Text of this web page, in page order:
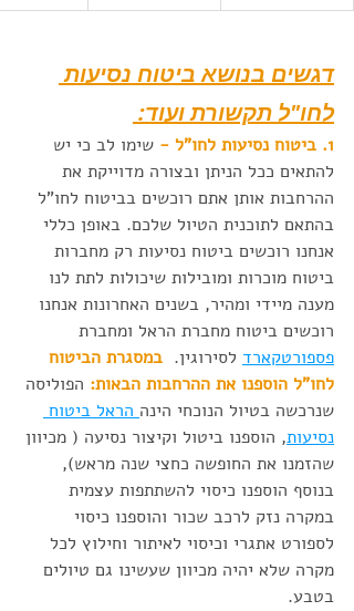
דגשים בנושא ביטוח נסיעות
לחו"ל תקשורת ועוד:
1. ביטוח נסיעות לחו"ל -
שימו לב כי יש
להתאים ככל הניתן ובצורה מדוייקת את
ההרחבות אותן אתם רוכשים בביטוח לחו"ל
בהתאם לתוכנית הטיול שלכם. באופן כללי
אנחנו רוכשים ביטוח נסיעות רק מחברות
ביטוח מוכרות ומובילות שיכולות לתת לנו
מענה מיידי ומהיר, בשנים האחרונות אנחנו
רוכשים ביטוח מחברת הראל ומחברת
פספורטקארד לסירוגין. במסגרת הביטוח
לחו"ל הוספנו את ההרחבות הבאות: הפוליסה
שנרכשה בטיול הנוכחי הינה הראל ביטוח
נסיעות, הוספנו ביטול וקיצור נסיעה ( מכיוון
שהזמנו את החופשה כחצי שנה מראש),
בנוסף הוספנו כיסוי להשתתפות עצמית
במקרה נזק לרכב שכור והוספנו כיסוי
לספורט אתגרי וכיסוי לאיתור וחילוץ לכל
מקרה שלא יהיה מכיוון שעשינו גם טיולים
בטבע.